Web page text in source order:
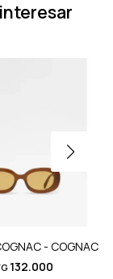
- COGNAC
132.000